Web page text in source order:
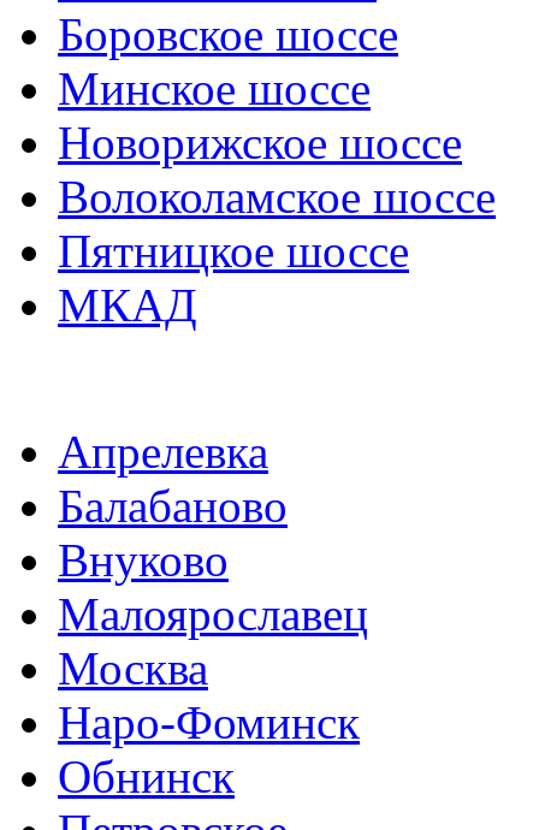
Боровское шоссе
Минское шоссе
Новорижское шоссе
Волоколамское шоссе
Пятницкое шоссе
МКАД
Апрелевка
Балабаново
Внуково
Малоярославец
Москва
Наро-Фоминск
Обнинск